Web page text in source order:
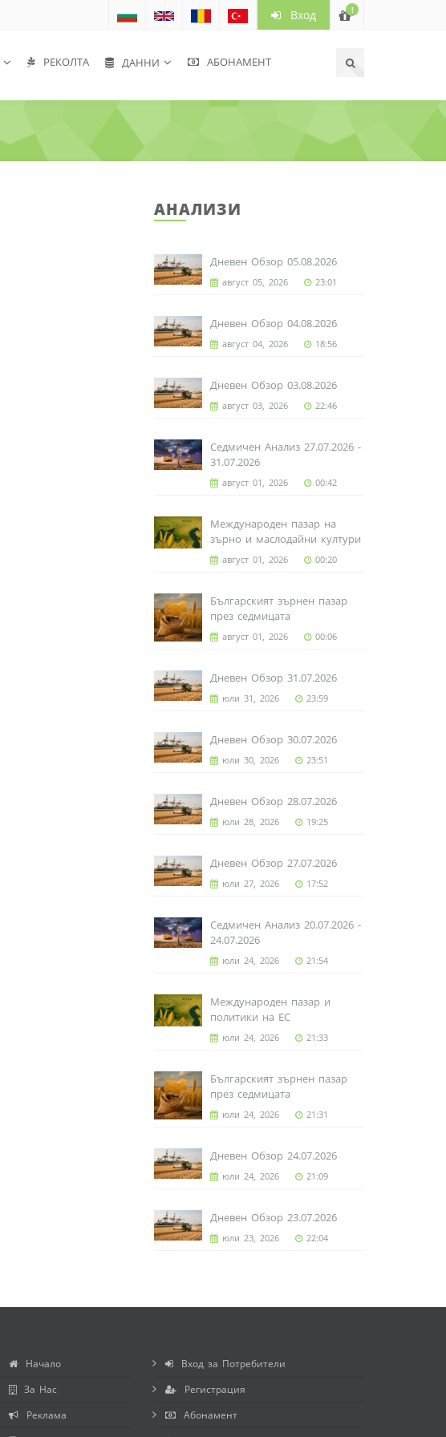
Вход !
РЕКОЛТА ДАННИ АБОНАМЕНТ
АНАЛИЗИ
Дневен Обзор 05.08.2026
август 05, 2026 23:01
Дневен Обзор 04.08.2026
август 04, 2026 18:56
Дневен Обзор 03.08.2026
август 03, 2026 22:46
Седмичен Анализ 27.07.2026 -
31.07.2026
август 01, 2026 00:42
Международен пазар на
зърно и маслодайни култури
август 01, 2026 00:20
Българският зърнен пазар
през седмицата
август 01, 2026 00:06
Дневен Обзор 31.07.2026
юли 31, 2026 23:59
Дневен Обзор 30.07.2026
юли 30, 2026 23:51
Дневен Обзор 28.07.2026
юли 28, 2026 19:25
Дневен Обзор 27.07.2026
юли 27, 2026 17:52
Седмичен Анализ 20.07.2026 -
24.07.2026
юли 24, 2026 21:54
Международен пазар и
политики на ЕС
юли 24, 2026 21:33
Българският зърнен пазар
през седмицата
юли 24, 2026 21:31
Дневен Обзор 24.07.2026
юли 24, 2026 21:09
Дневен Обзор 23.07.2026
юли 23, 2026 22:04
Начало
За Нас
Реклама
Вход за Потребители
Регистрация
Абонамент